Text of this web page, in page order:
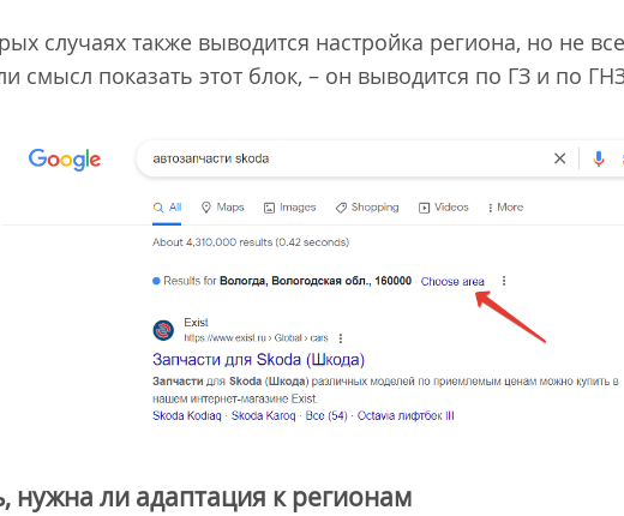
случаях также выводится настройка региона, но не
смысл показать этот блок, – он выводится по ГЗ и по
нужна ли адаптация к регионам